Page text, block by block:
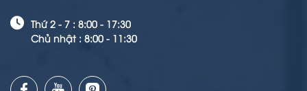
Thứ 2 - 7 : 8:00 - 17:30
Chủ nhật : 8:00 - 11:30